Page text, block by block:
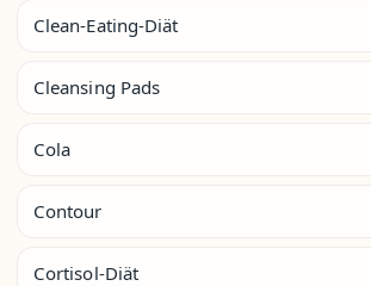
Clean-Eating-Diät
Cleansing Pads
Cola
Contour
Cortisol-Diät